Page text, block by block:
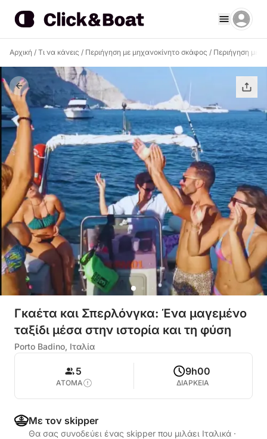
Αρχική / Τι να κάνεις / Περιήγηση με μηχανοκίνητο σκάφος / Περιήγηση με
Γκαέτα και Σπερλόνγκα: Ένα μαγεμένο
ταξίδι μέσα στην ιστορία και τη φύση
Porto Badino, Ιταλία
5
ΑΤΟΜΑ
9h00
ΔΙΑΡΚΕΙΑ
Με τον skipper
Θα σας συνοδεύει ένας skipper που μιλάει Ιταλικά ·